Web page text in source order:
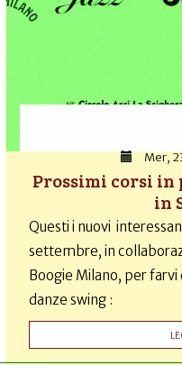
Mer,
Prossimi corsi in
in
Questi i nuovi
settembre, in
Boogie Milano, per
danze swing :